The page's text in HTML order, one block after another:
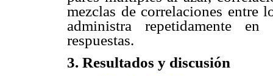
mezclas de correlaciones entre
administra repetidamente
respuestas.
3. Resultados y discusión